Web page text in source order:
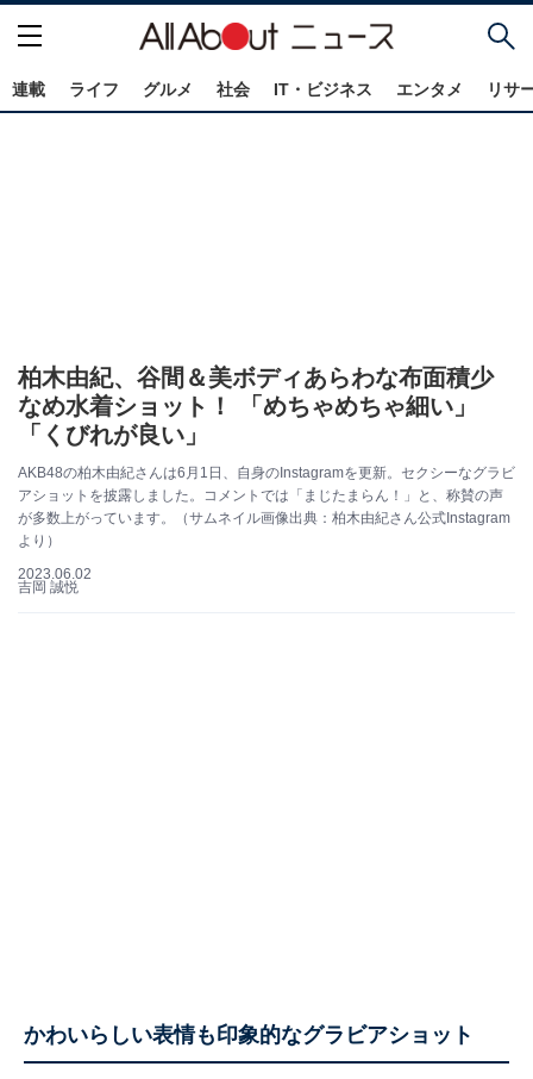
連載 ライフ グルメ 社会 IT・ビジネス エンタメ リサ
柏木由紀、谷間＆美ボディあらわな布面積少
なめ水着ショット！ 「めちゃめちゃ細い」
「くびれが良い」
AKB48の柏木由紀さんは6月1日、自身のInstagramを更新。セクシーなグラビ
アショットを披露しました。コメントでは「まじたまらん！」と、称賛の声
が多数上がっています。（サムネイル画像出典：柏木由紀さん公式Instagram
より）
2023.06.02
吉岡 誠悦
かわいらしい表情も印象的なグラビアショット